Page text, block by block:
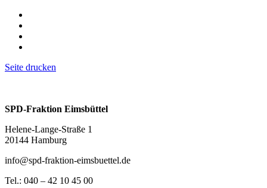
Seite drucken
SPD-Fraktion Eimsbüttel
Helene-Lange-Straße 1
20144 Hamburg
info@spd-fraktion-eimsbuettel.de
Tel.: 040 – 42 10 45 00